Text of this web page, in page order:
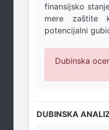
finansijsko
mere zaštite
potencijalni
Dubinska
DUBINSKA